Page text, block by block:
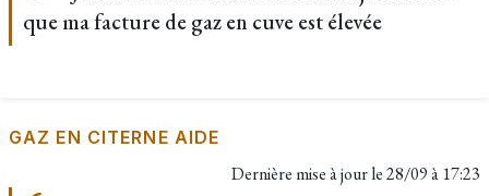
que ma facture de gaz en cuve est élevée
GAZ EN CITERNE AIDE
Dernière mise à jour le28/09 à 17:23